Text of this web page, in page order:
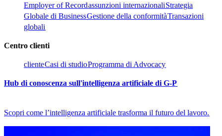
Employer of Record​​assunzioni internazionali​​Strategia
Globale di Business​​Gestione della conformità​​Transazioni
globali​​
Centro clienti​​
cliente​​Casi di studio​​Programma di Advocacy​​
Hub di conoscenza sull'intelligenza artificiale di G-P​​
Scopri come l’intelligenza artificiale trasforma il futuro del lavoro.​​